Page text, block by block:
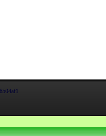
Rights Reserved